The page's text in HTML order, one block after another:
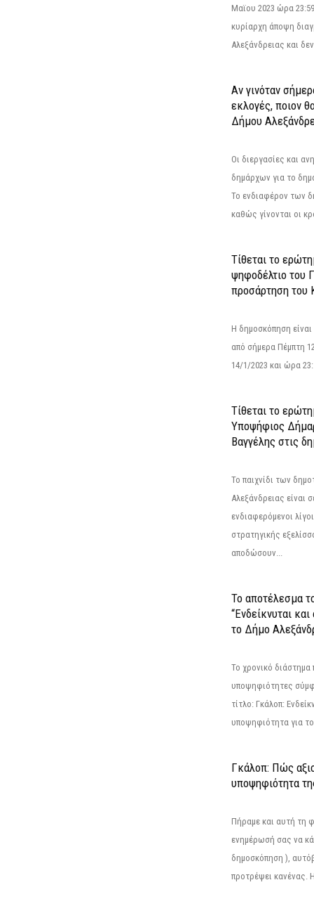
Μαϊου 2023 ώρα
κυρίαρχη άποψη
Αλεξάνδρειας και
Αν γινόταν
εκλογές, ποιον
Δήμου
Οι διεργασίες και
δημάρχων για το
Το ενδιαφέρον των
καθώς γίνονται οι
Τίθεται το
ψηφοδέλτιο του
προσάρτηση του
Η δημοσκόπηση
από σήμερα Πέμπτη
14/1/2023 και ώρα
Τίθεται το
Υποψήφιος
Βαγγέλης στις
Το παιχνίδι των
Αλεξάνδρειας είναι
ενδιαφερόμενοι
στρατηγικής
αποδώσουν...
Το αποτέλεσμα
“Ενδείκνυται
το Δήμο
Το χρονικό διάστημα
υποψηφιότητες
τίτλο: Γκάλοπ:
υποψηφιότητα για
Γκάλοπ: Πώς
υποψηφιότητα
Πήραμε και αυτή τη
ενημέρωσή σας να
δημοσκόπηση ),
προτρέψει κανένας.